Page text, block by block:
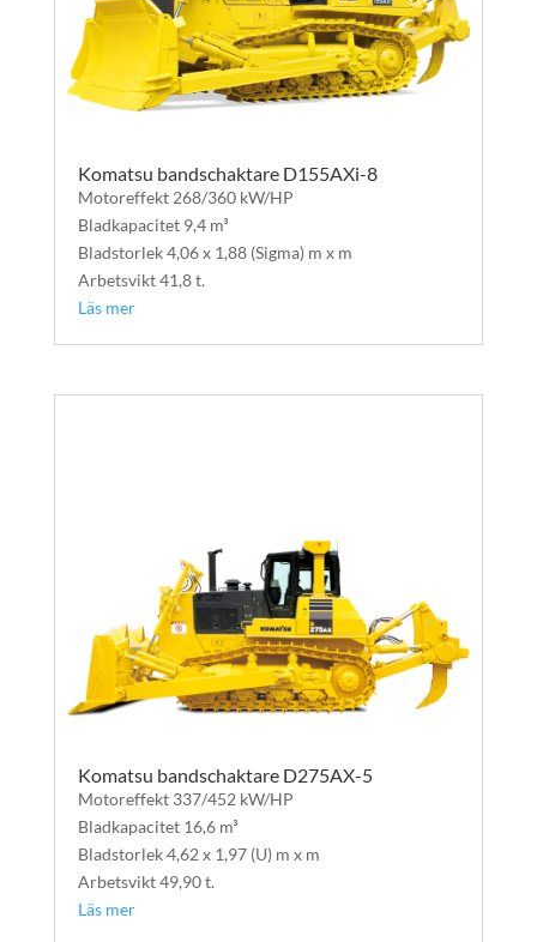
Komatsu bandschaktare D155AXi-8
Motoreffekt 268/360 kW/HP
Bladkapacitet 9,4 m³
Bladstorlek 4,06 x 1,88 (Sigma) m x m
Arbetsvikt 41,8 t.
Läs mer
Komatsu bandschaktare D275AX-5
Motoreffekt 337/452 kW/HP
Bladkapacitet 16,6 m³
Bladstorlek 4,62 x 1,97 (U) m x m
Arbetsvikt 49,90 t.
Läs mer